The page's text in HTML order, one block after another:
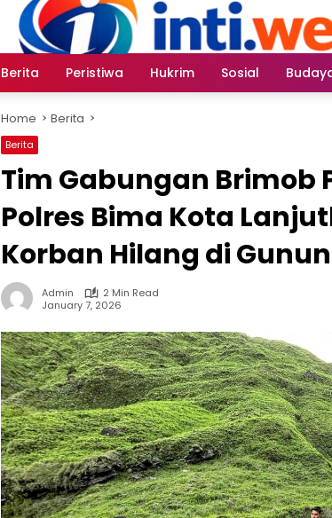
Berita
Peristiwa Hukrim Sosial
Home Berita
Berita
Tim Gabungan Brimob
Polres Bima Kota
Korban Hilang di
Admin
2 Min Read
January 7, 2026